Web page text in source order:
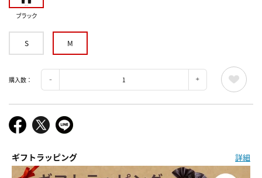
ブラック
S M
購入数：
ギフトラッピング 詳細